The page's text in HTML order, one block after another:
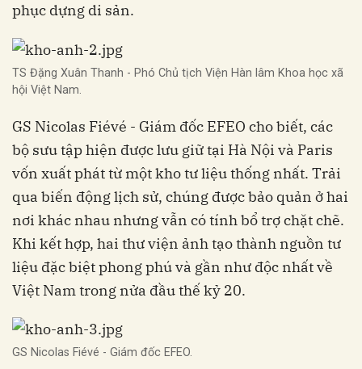
phục dựng di sản.
TS Đặng Xuân Thanh - Phó Chủ tịch Viện Hàn lâm Khoa học xã
hội Việt Nam.
GS Nicolas Fiévé - Giám đốc EFEO cho biết, các
bộ sưu tập hiện được lưu giữ tại Hà Nội và Paris
vốn xuất phát từ một kho tư liệu thống nhất. Trải
qua biến động lịch sử, chúng được bảo quản ở hai
nơi khác nhau nhưng vẫn có tính bổ trợ chặt chẽ.
Khi kết hợp, hai thư viện ảnh tạo thành nguồn tư
liệu đặc biệt phong phú và gần như độc nhất về
Việt Nam trong nửa đầu thế kỷ 20.
GS Nicolas Fiévé - Giám đốc EFEO.